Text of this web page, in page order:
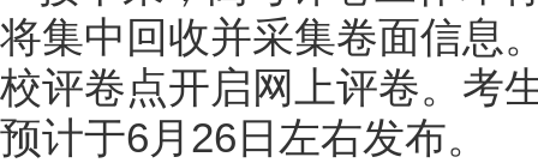
将集中回收并采集卷面信息
校评卷点开启网上评卷。考
预计于6月26日左右发布。